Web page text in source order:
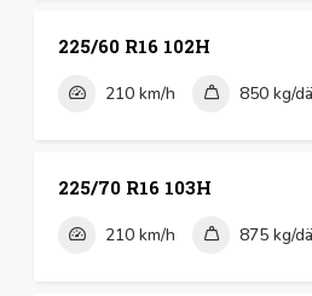
225/60 R16 102H
210 km/h 850 kg/
225/70 R16 103H
210 km/h 875 kg/